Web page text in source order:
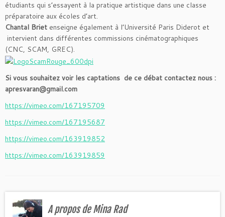
étudiants qui s’essayent à la pratique artistique dans une classe
préparatoire aux écoles d’art.
Chantal Briet enseigne également à l’Université Paris Diderot et
intervient dans différentes commissions cinématographiques
(CNC, SCAM, GREC).
Si vous souhaitez voir les captations de ce débat contactez nous :
apresvaran@gmail.com
https://vimeo.com/167195709
https://vimeo.com/167195687
https://vimeo.com/163919852
https://vimeo.com/163919859
A propos de Mina Rad